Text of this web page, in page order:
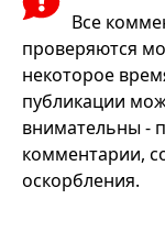
Все
проверяются
некоторое
публикации
внимательны -
комментарии,
оскорбления.